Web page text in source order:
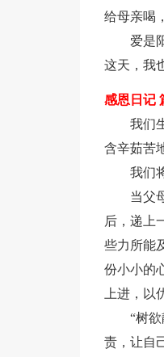
给母亲喝
爱是
这天，我
感恩日记
我们
含辛茹苦
我们
当父
后，递上
些力所能
份小小的
上进，
“树
责，让自